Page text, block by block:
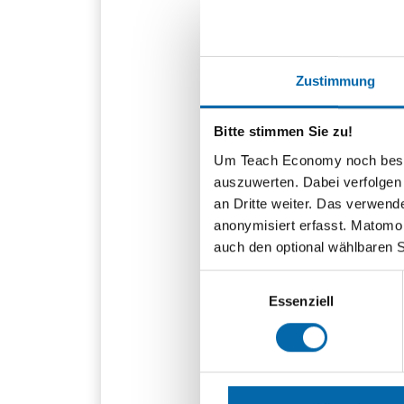
Zustimmung
Bitte stimmen Sie zu!
Um Teach Economy noch
auszuwerten. Dabei
an Dritte weiter. Das
anonymisiert erfasst.
auch den optional wählbaren
Essenziell
Warenkorb zu
hinweg zu
Rückschlüsse auf
weiß, desto genauer
eine gezielte
über umfangreiche
Preise oder
Herausforderungen
Offensichtlich sind
gewissermaßen
Preise und